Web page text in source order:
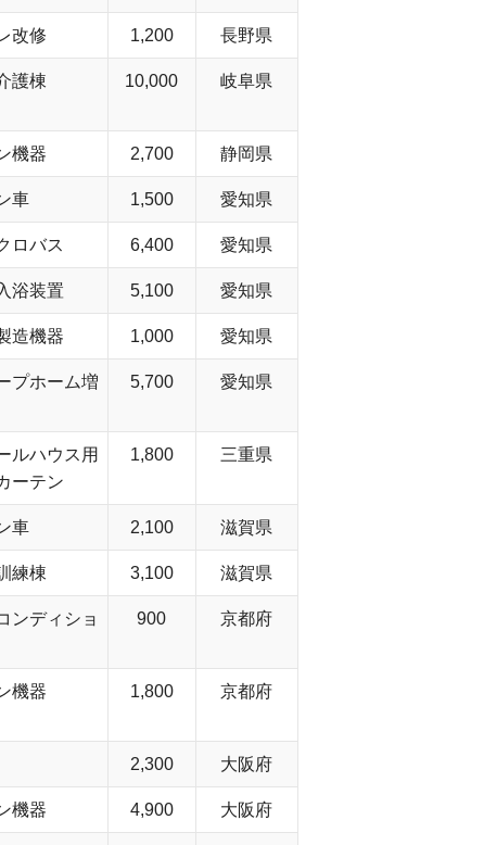
改修 1,200 長野県
護棟 10,000 岐阜県
機器 2,700 静岡県
車 1,500 愛知県
ロバス 6,400 愛知県
浴装置 5,100 愛知県
造機器 1,000 愛知県
プホーム増
5,700 愛知県
ルハウス用
ーテン
1,800 三重県
車 2,100 滋賀県
練棟 3,100 滋賀県
ンディショ
900 京都府
機器 1,800 京都府
2,300 大阪府
機器 4,900 大阪府